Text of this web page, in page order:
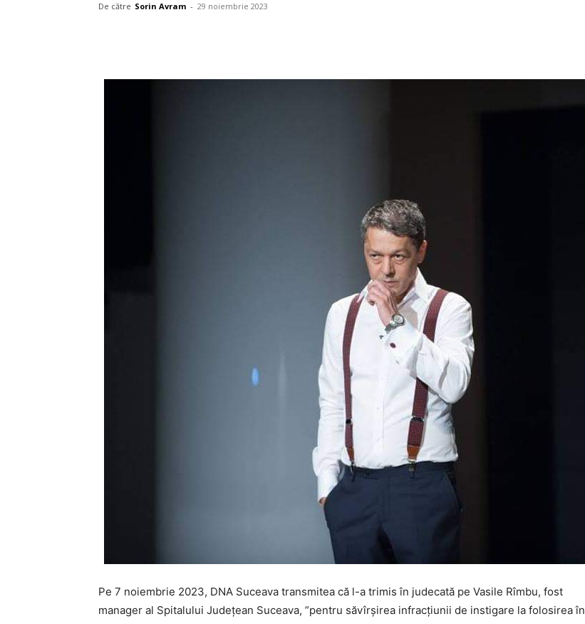
De către Sorin Avram - 29 noiembrie 2023
Pe 7 noiembrie 2023, DNA Suceava transmitea că l-a trimis în judecată pe Vasile Rîmbu, fost
manager al Spitalului Județean Suceava, ”pentru săvîrșirea infracțiunii de instigare la folosirea în